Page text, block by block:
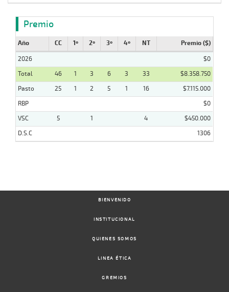
Premio
Año CC 1º 2º 3º 4º NT Premio ($)
2026
$0
Total
46 1 3 6 3 33
$8.358.750
Pasto
25 1 2 5 1 16
$7.115.000
RBP
$0
VSC
5 1 4
$450.000
D.S.C
1306
BIENVENIDO
INSTITUCIONAL
QUIENES SOMOS
LINEA ÉTICA
GREMIOS